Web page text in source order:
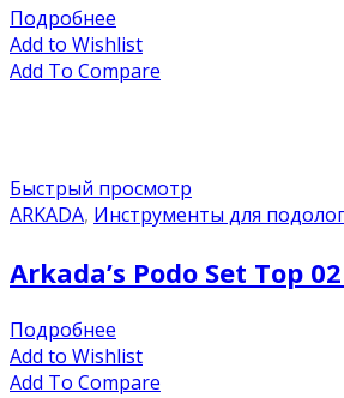
Подробнее
Add to Wishlist
Add To Compare
Быстрый просмотр
ARKADA, Инструменты для
Arkada’s Podo Set Top
Подробнее
Add to Wishlist
Add To Compare